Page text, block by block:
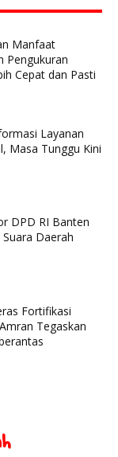
Manfaat
Pengukuran
Cepat dan Pasti
Layanan
Masa Tunggu Kini
DPD RI Banten
Daerah
Fortifikasi
Tegaskan